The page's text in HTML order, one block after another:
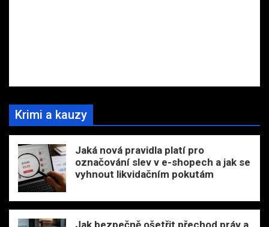
Krimi a kauzy
Jaká nová pravidla platí pro
označování slev v e-shopech a jak se
vyhnout likvidačním pokutám
Jak bezpečně ošetřit přechod práv a